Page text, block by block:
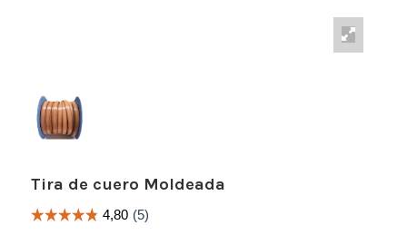
Tira de cuero Moldeada